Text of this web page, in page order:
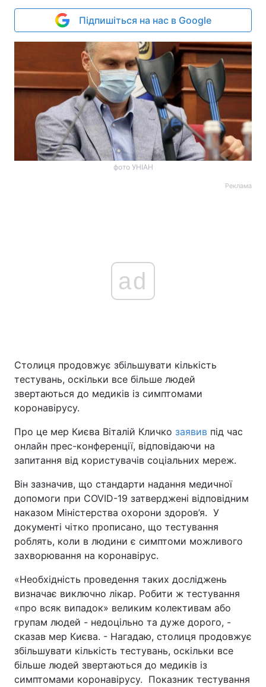
Підпишіться на нас в Google
фото УНІАН
Реклама
ad
Столиця продовжує збільшувати кількість
тестувань, оскільки все більше людей
звертаються до медиків із симптомами
коронавірусу.
Про це мер Києва Віталій Кличко заявив під час
онлайн прес-конференції, відповідаючи на
запитання від користувачів соціальних мереж.
Він зазначив, що стандарти надання медичної
допомоги при COVID-19 затверджені відповідним
наказом Міністерства охорони здоров’я. У
документі чітко прописано, що тестування
роблять, коли в людини є симптоми можливого
захворювання на коронавірус.
«Необхідність проведення таких досліджень
визначає виключно лікар. Робити ж тестування
«про всяк випадок» великим колективам або
групам людей - недоцільно та дуже дорого, -
сказав мер Києва. - Нагадаю, столиця продовжує
збільшувати кількість тестувань, оскільки все
більше людей звертаються до медиків із
симптомами коронавірусу. Показник тестування